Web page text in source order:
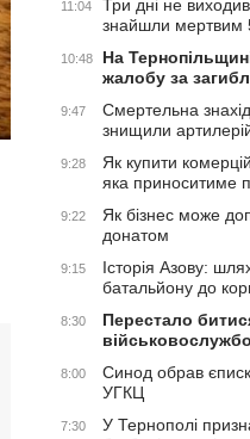
11:04
Три дні не
знайшли мертвим
10:48
На
жалобу за
9:47
Смертельна
знищили
9:28
Як купити
яка приноситиме
9:22
Як бізнес може
донатом
9:15
Історія Азову:
батальйону до
8:30
Перестало
8:00
Синод обрав
УГКЦ
7:30
У Тернополі